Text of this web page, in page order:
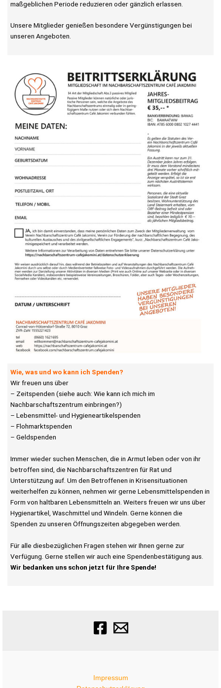
maßgeblichen Periode reduzieren oder gänzlich erlassen.
Unsere Mitglieder genießen besondere Vergünstigungen bei
unseren Angeboten.
Wie, was und wo kann ich Spenden?
Wir freuen uns über
– Zeitspenden (siehe auch: Wie kann ich mich im
Nachbarschaftszentrum einbringen?)
– Lebensmittel- und Hygieneartikelspenden
– Flohmarktspenden
– Geldspenden
Immer wieder suchen Menschen, die in Armut leben oder von ihr
betroffen sind, die Nachbarschaftszentren für Rat und
Unterstützung auf. Um den Betroffenen in Krisensituationen
weiterhelfen zu können, nehmen wir gerne Lebensmittelspenden in
Form von haltbaren Lebensmitteln an. Weiters freuen wir uns über
Hygienartikel, Waschmittel und Windeln. Gerne können die
Spenden zu unseren Öffnungszeiten abgegeben werden.
Für alle diesbezüglichen Fragen stehen wir Ihnen gerne zur
Verfügung. Gerne stellen wir auch eine Spendenbestätigung aus.
Wir bedanken uns schon jetzt für Ihre Spende!
Impressum